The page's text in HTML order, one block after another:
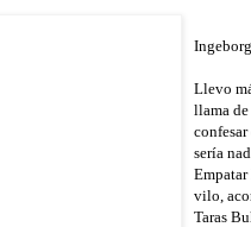
Llevo
llama
sería
Empatar
vilo,
Taras